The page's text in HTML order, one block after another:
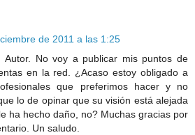
de 2011 a las 1:25
No voy a publicar mis puntos de
en la red. ¿Acaso estoy obligado a
que preferimos hacer y no
lo de opinar que su visión está alejada
ha hecho daño, no? Muchas gracias por
Un saludo.